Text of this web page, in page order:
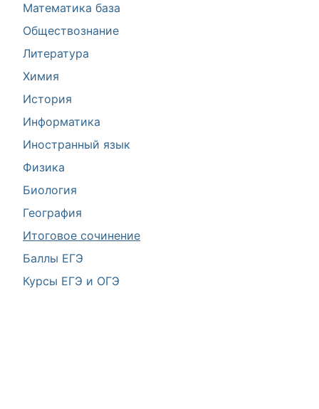
Математика база
Обществознание
Литература
Химия
История
Информатика
Иностранный язык
Физика
Биология
География
Итоговое сочинение
Баллы ЕГЭ
Курсы ЕГЭ и ОГЭ